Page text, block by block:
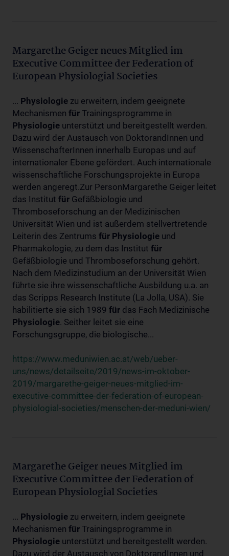
Margarethe Geiger neues Mitglied im
Executive Committee der Federation of
European Physiologial Societies
... Physiologie zu erweitern, indem geeignete
Mechanismen für Trainingsprogramme in
Physiologie unterstützt und bereitgestellt werden.
Dazu wird der Austausch von DoktorandInnen und
WissenschafterInnen innerhalb Europas und auf
internationaler Ebene gefördert. Auch internationale
wissenschaftliche Forschungsprojekte in Europa
werden angeregt.Zur PersonMargarethe Geiger leitet
das Institut für Gefäßbiologie und
Thromboseforschung an der Medizinischen
Universität Wien und ist außerdem stellvertretende
Leiterin des Zentrums für Physiologie und
Pharmakologie, zu dem das Institut für
Gefäßbiologie und Thromboseforschung gehört.
Nach dem Medizinstudium an der Universität Wien
führte sie ihre wissenschaftliche Ausbildung u.a. an
das Scripps Research Institute (La Jolla, USA). Sie
habilitierte sie sich 1989 für das Fach Medizinische
Physiologie. Seither leitet sie eine
Forschungsgruppe, die biologische...
https://www.meduniwien.ac.at/web/ueber-
uns/news/detailseite/2019/news-im-oktober-
2019/margarethe-geiger-neues-mitglied-im-
executive-committee-der-federation-of-european-
physiologial-societies/menschen-der-meduni-wien/
Margarethe Geiger neues Mitglied im
Executive Committee der Federation of
European Physiologial Societies
... Physiologie zu erweitern, indem geeignete
Mechanismen für Trainingsprogramme in
Physiologie unterstützt und bereitgestellt werden.
Dazu wird der Austausch von DoktorandInnen und